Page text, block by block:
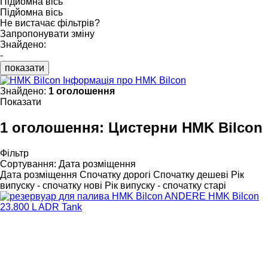
Підйомна вісь
Не вистачає фільтрів?
Запропонувати зміну
Знайдено:
-
показати
Інформація про HMK Bilcon
Знайдено: 1 оголошення
Показати
1 оголошення: Цистерни HMK Bilcon
Фільтр
Сортування: Дата розміщення
Дата розміщення Спочатку дорогі Спочатку дешеві Рік
випуску - спочатку нові Рік випуску - спочатку старі